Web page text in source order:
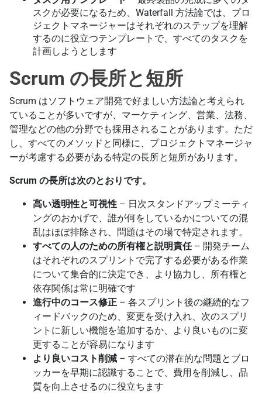
スクが必要になるため、Waterfall 方法論では、プロ
ジェクトマネージャーはそれぞれのステップを理解
するのに役立つテンプレートで、すべてのタスクを
計画しようとします
Scrum の長所と短所
Scrum はソフトウェア開発で好ましい方法論と考えられ
ていることが多いですが、マーケティング、営業、法務、
管理などの他の分野でも採用されることがあります。ただ
し、すべてのメソッドと同様に、プロジェクトマネージャ
ーが考慮する必要がある特定の長所と短所があります。
Scrum の長所は次のとおりです。
高い透明性と可視性 – 日次スタンドアップミーティ
ングのおかげで、誰が何をしているかについての混
乱はほぼ排除され、問題はその場で特定されます。
すべての人のための所有権と説明責任– 開発チーム
はそれぞれのスプリントで完了する必要がある作業
について集合的に決定でき、より協力し、所有権と
依存関係は常に明確です
進行中のコース修正 – 各スプリント後の継続的なフ
ィードバックのため、変更を受け入れ、次のスプリ
ントに新しい機能を追加するか、より良いものに変
更することが容易になります
より良いコスト削減 – すべての潜在的な問題とブロ
ッカーを早期に認識することで、費用を削減し、品
質を向上させるのに役立ちます